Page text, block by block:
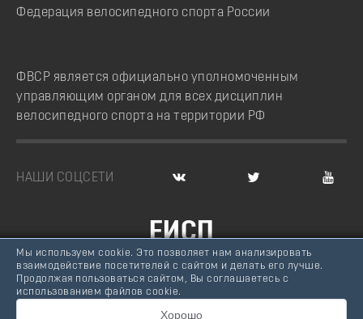
Федерация велосипедного спорта России
ФВСР является официально уполномоченным
управляющим органом для всех дисциплин
велосипедного спорта на территории РФ
НАШИ СОЦСЕТИ
ЕИСП
ВЕЛОСПОРТ РОССИИ
© Федерация велосипедного спорта России, 2007 -
2026
Мы используем cookie. Это позволяет нам анализировать
взаимодействие посетителей с сайтом и делать его лучше.
Продолжая пользоваться сайтом, Вы соглашаетесь с
использованием файлов cookie.
Хорошо